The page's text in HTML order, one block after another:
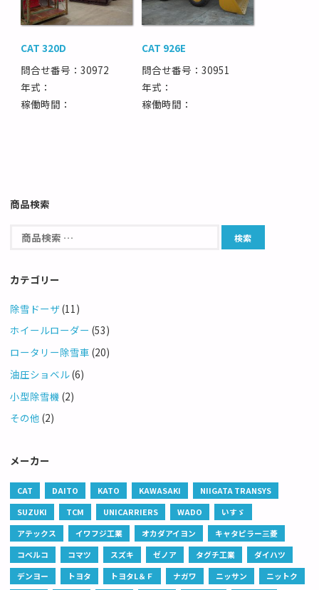
CAT 320D
問合せ番号：30972
年式：
稼働時間：
CAT 926E
問合せ番号：30951
年式：
稼働時間：
商品検索
カテゴリー
除雪ドーザ(11)
ホイールローダー (53)
ロータリー除雪車 (20)
油圧ショベル(6)
小型除雪機 (2)
その他 (2)
メーカー
CAT DAITO KATO KAWASAKI
NIIGATA TRANSYS
SUZUKI
TCM UNICARRIERS WADO
いすゞ
アテックス
イワフジ工業 オカダアイヨン
キャタピラー三菱
コベルコ
コマツ スズキ ゼノア タグチ工業
ダイハツ
デンヨー
トヨタ トヨタL＆Ｆ ナガワ ニッサン
ニットク